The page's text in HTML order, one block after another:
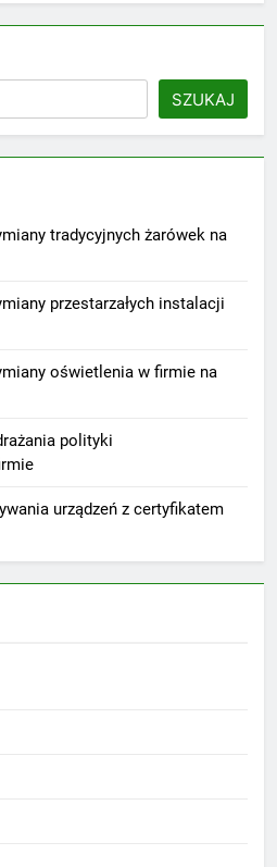
SZUKAJ
tradycyjnych żarówek na
przestarzałych instalacji
oświetlenia w firmie na
polityki
urządzeń z certyfikatem